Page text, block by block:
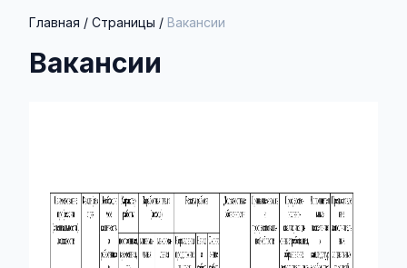
Главная / Страницы / Вакансии
Вакансии